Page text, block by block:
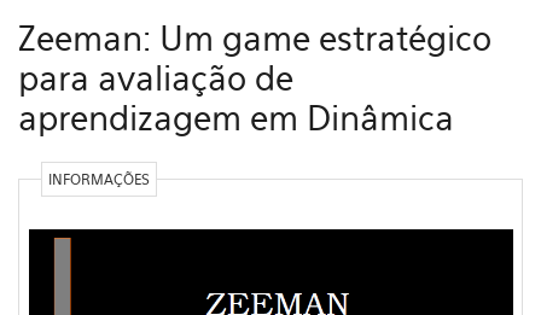
Zeeman: Um game estratégico
para avaliação de
aprendizagem em Dinâmica
INFORMAÇÕES